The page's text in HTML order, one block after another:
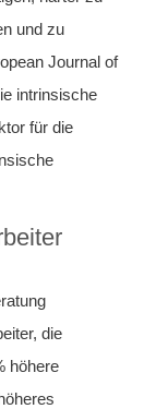
und zu
Journal of
intrinsische
für die
die
höhere